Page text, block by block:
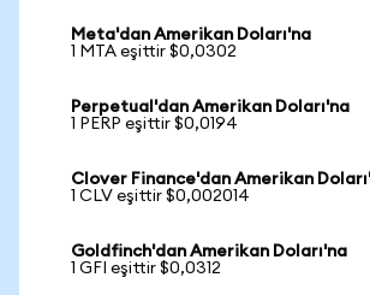
Meta'dan Amerikan Doları'na
1 MTA eşittir $0,0302
Perpetual'dan Amerikan Doları'na
1 PERP eşittir $0,0194
Clover Finance'dan Amerikan
1 CLV eşittir $0,002014
Goldfinch'dan Amerikan Doları'na
1 GFI eşittir $0,0312